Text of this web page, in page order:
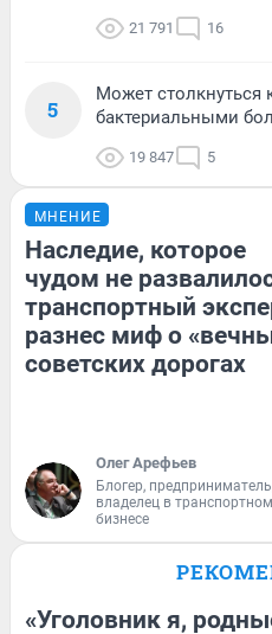
21 791 16
5
Может столкнуться
бактериальными
19 847 5
МНЕНИЕ
Наследие, которое
чудом не
транспортный
разнес миф о
советских дорогах
Олег Арефьев
Блогер,
владелец в транспортном
бизнесе
«Уголовник я,